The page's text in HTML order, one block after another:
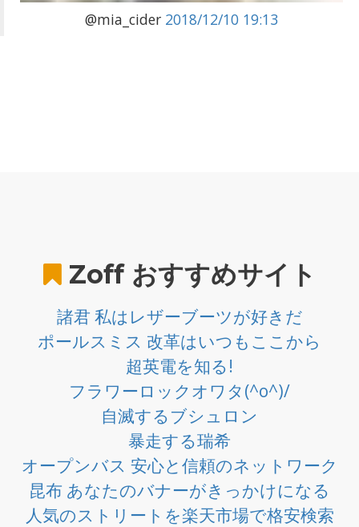
@mia_cider 2018/12/10 19:13
Zoffおすすめサイト
諸君 私はレザーブーツが好きだ
ポールスミス 改革はいつもここから
超英電を知る!
フラワーロックオワタ(^o^)/
自滅するブシュロン
暴走する瑞希
オープンバス 安心と信頼のネットワーク
昆布 あなたのバナーがきっかけになる
人気のストリートを楽天市場で格安検索